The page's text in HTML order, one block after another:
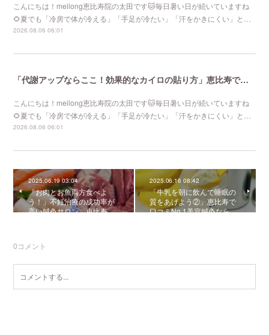
こんにちは！meilong恵比寿院の太田です🐱毎日暑い日が続いていますね
🌻夏でも「冷房で体が冷える」「手足が冷たい」「汗をかきにくい」と…
2026.08.06 06:01
「代謝アップならここ！効果的なカイロの貼り方」恵比寿で口コミNo 1美容鍼灸ならmeilong
こんにちは！meilong恵比寿院の太田です🐱毎日暑い日が続いていますね
🌻夏でも「冷房で体が冷える」「手足が冷たい」「汗をかきにくい」と…
2026.08.06 06:01
2025.06.19 03:04
「お肉とお魚両方食べよ
う！」不妊治療の成功率が
高い鍼灸サロン 恵比寿…
2025.06.16 08:42
「牛乳を朝に飲んで睡眠の
質をあげよう②」恵比寿で
口コミNo 1美容鍼灸なら…
0コメント